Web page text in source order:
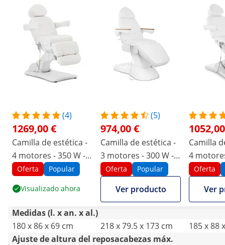
(4)
1269,00 €
Camilla de estética -
4 motores - 350 W -
181 x 57 x 68 - 91 cm
Oferta Popular
Visualizado ahora
(5)
974,00 €
Camilla de estética -
3 motores - 300 W -
203 x 62 x 64 - 86 cm
- 150 kg - blanca
Oferta Popular
Ver producto
Camilla
4
187 x 60
cm - 150
Oferta
Ver
Medidas (l. x an. x al.)
180 x 86 x 69 cm
218 x 79.5 x 173 cm
185 x 88
Ajuste de altura del reposacabezas máx.